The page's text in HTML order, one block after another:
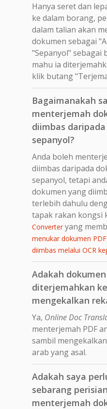
Hanya seret dan
ke dalam borang,
dalam talian akan
dokumen sebagai
"Sepanyol" sebagai
mahu ia
klik butang
Bagaimanakah
menterjemah
diimbas
sepanyol?
Anda boleh
diimbas daripada
sepanyol, tetapi
dokumen yang
terlebih dahulu
tapak rakan kongsi
Converteryang
menukar dokumen
diimbas melalui OCR
Adakah
diterjemahkan
mengekalkan
Ya, Online Doc
menterjemah PDF
sambil
arab yang asal.
Adakah saya
sebarang
menterjemah